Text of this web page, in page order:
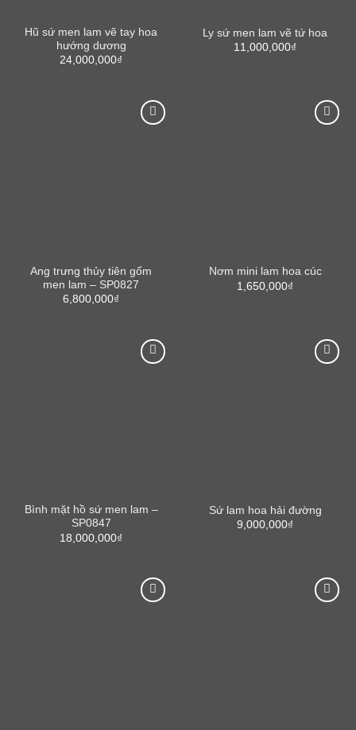
Hũ sứ men lam vẽ tay hoa
hướng dương
24,000,000₫
Ly sứ men lam vẽ tứ hoa
11,000,000₫
Ang trưng thủy tiên gốm
men lam – SP0827
6,800,000₫
Nơm mini lam hoa cúc
1,650,000₫
Bình mặt hồ sứ men lam –
SP0847
18,000,000₫
Sứ lam hoa hải đường
9,000,000₫